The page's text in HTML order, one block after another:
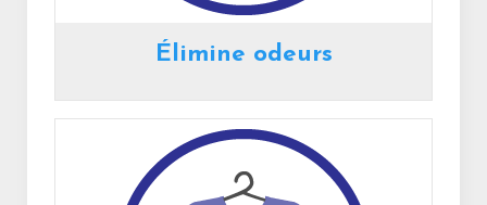
Élimine odeurs